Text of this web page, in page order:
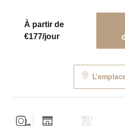
À partir de
€177/jour